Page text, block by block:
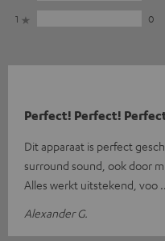
1
0
Perfect! Perfect!
Dit apparaat is perfect
surround sound, ook door
Alles werkt uitstekend, voo
Alexander G.